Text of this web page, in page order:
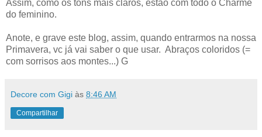
Assim, como os tons mais claros, estão com todo o Charme
do feminino.
Anote, e grave este blog, assim, quando entrarmos na nossa
Primavera, vc já vai saber o que usar. Abraços coloridos (=
com sorrisos aos montes...) G
Decore com Gigi às 8:46 AM
Compartilhar